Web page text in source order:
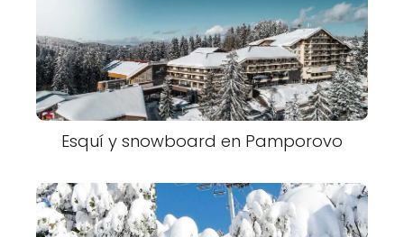
Esquí y snowboard en Pamporovo